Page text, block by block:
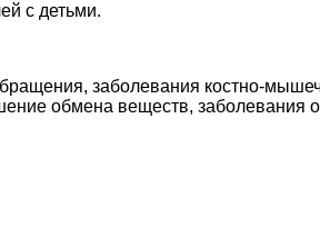
с детьми.
заболевания костно-
обмена веществ, заболевания